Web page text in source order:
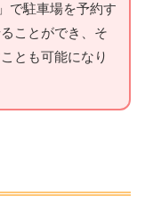
で駐車場を予約す
ことができ、そ
とも可能になり